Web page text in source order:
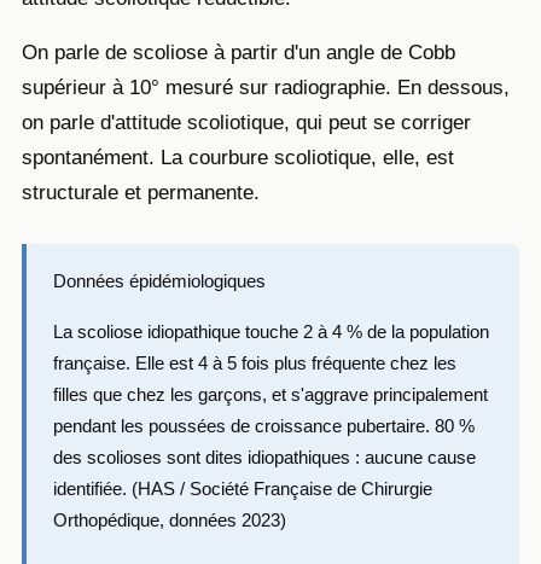
On parle de scoliose à partir d'un angle de Cobb
supérieur à 10° mesuré sur radiographie. En dessous,
on parle d'attitude scoliotique, qui peut se corriger
spontanément. La courbure scoliotique, elle, est
structurale et permanente.
Données épidémiologiques
La scoliose idiopathique touche 2 à 4 % de la population
française. Elle est 4 à 5 fois plus fréquente chez les
filles que chez les garçons, et s'aggrave principalement
pendant les poussées de croissance pubertaire. 80 %
des scolioses sont dites idiopathiques : aucune cause
identifiée. (HAS / Société Française de Chirurgie
Orthopédique, données 2023)